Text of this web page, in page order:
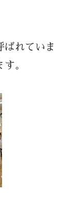
ばれていま
。